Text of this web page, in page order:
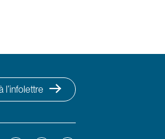
l’infolettre